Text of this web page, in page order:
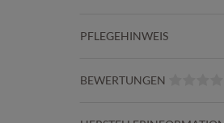
PFLEGEHINWEIS
BEWERTUNGEN